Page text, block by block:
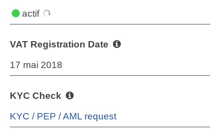
actif
VAT Registration Date
17 mai 2018
KYC Check
KYC / PEP / AML request